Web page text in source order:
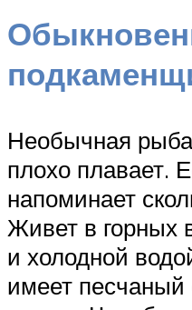
Необычная
плохо плавает.
напоминает
Живет в горных
и холодной
имеет песчаный